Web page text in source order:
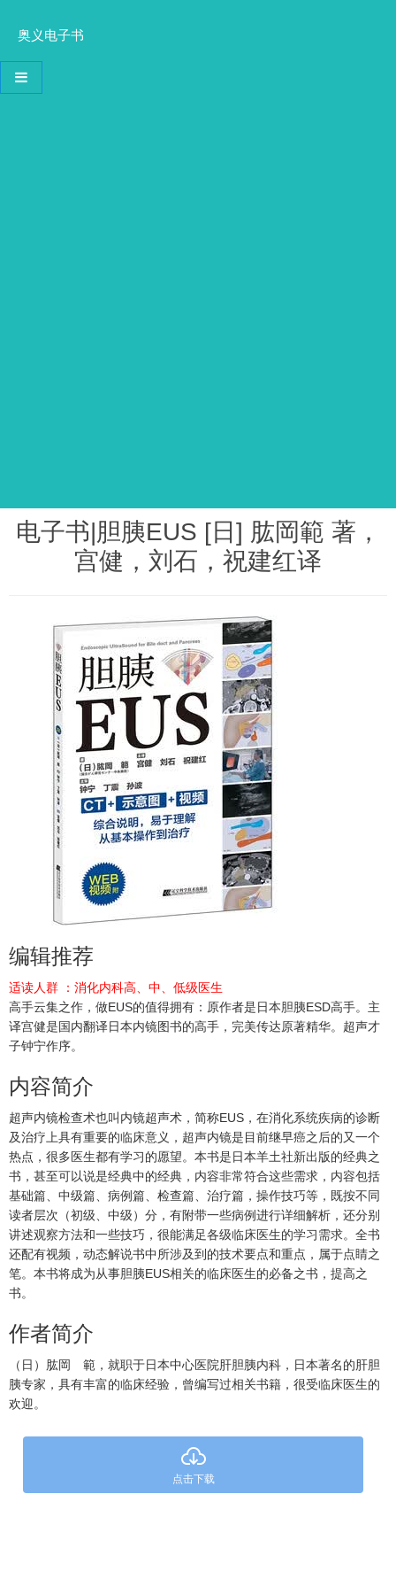
奥义电子书
导航切换
电子书|胆胰EUS [日] 肱岡範 著，
宫健，刘石，祝建红译
编辑推荐
适读人群 ：消化内科高、中、低级医生
高手云集之作，做EUS的值得拥有：原作者是日本胆胰ESD高手。主
译宫健是国内翻译日本内镜图书的高手，完美传达原著精华。超声才
子钟宁作序。
内容简介
超声内镜检查术也叫内镜超声术，简称EUS，在消化系统疾病的诊断
及治疗上具有重要的临床意义，超声内镜是目前继早癌之后的又一个
热点，很多医生都有学习的愿望。本书是日本羊土社新出版的经典之
书，甚至可以说是经典中的经典，内容非常符合这些需求，内容包括
基础篇、中级篇、病例篇、检查篇、治疗篇，操作技巧等，既按不同
读者层次（初级、中级）分，有附带一些病例进行详细解析，还分别
讲述观察方法和一些技巧，很能满足各级临床医生的学习需求。全书
还配有视频，动态解说书中所涉及到的技术要点和重点，属于点睛之
笔。本书将成为从事胆胰EUS相关的临床医生的必备之书，提高之
书。
作者简介
（日）肱岡 範，就职于日本中心医院肝胆胰内科，日本著名的肝胆
胰专家，具有丰富的临床经验，曾编写过相关书籍，很受临床医生的
欢迎。
点击下载